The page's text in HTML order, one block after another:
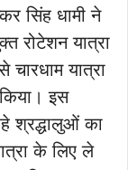
सिंह धामी ने
रोटेशन यात्रा
चारधाम यात्रा
इस
श्रद्धालुओं का
के लिए ले